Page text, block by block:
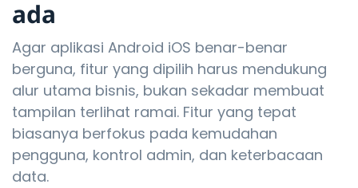
ada
Agar aplikasi Android iOS benar-benar
berguna, fitur yang dipilih harus mendukung
alur utama bisnis, bukan sekadar membuat
tampilan terlihat ramai. Fitur yang tepat
biasanya berfokus pada kemudahan
pengguna, kontrol admin, dan keterbacaan
data.